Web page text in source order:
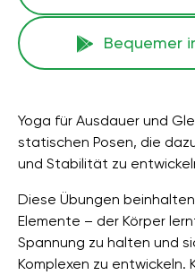
Bequemer
Yoga für Ausdauer und
statischen Posen, die
und Stabilität zu
Diese Übungen
Elemente – der Körper
Spannung zu halten und
Komplexen zu